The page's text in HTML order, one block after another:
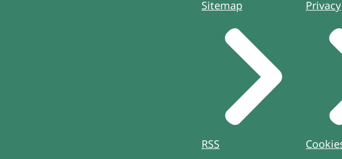
Sitemap
RSS
Privacy